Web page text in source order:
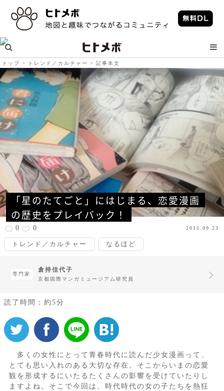
トップ トレンド／カルチャー 記事本文
「星のたてごと」にはじまる、恋愛漫画
の歴史をプレイバック！
0 0 2015.09.23
トレンド／カルチャー なるほど
専門家
倉持佳代子
京都国際マンガミュージアム研究員
読了時間：約5分
多くの女性にとって青春時代に読んだ少女漫画って、
とても思い入れのある大切な存在。そこからいまの恋愛
観を形成するにいたるたくさんの影響を受けていたりし
ますよね。そこで今回は、時代時代の女の子たちを熱狂